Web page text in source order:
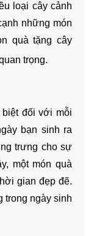
loại cây cảnh
những món
quà tặng cây
trọng.
đối với mỗi
bạn sinh ra
trưng cho sự
một món quà
gian đẹp đẽ.
trong ngày sinh